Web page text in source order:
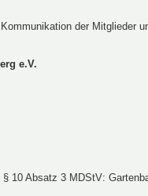
der Mitglieder
e.V.
§ 10 Absatz 3 MDStV: